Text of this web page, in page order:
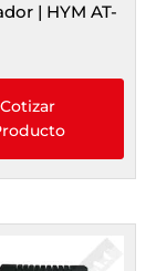
| HYM AT-
Cotizar